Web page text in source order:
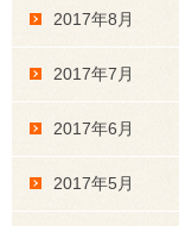
2017年8月
2017年7月
2017年6月
2017年5月